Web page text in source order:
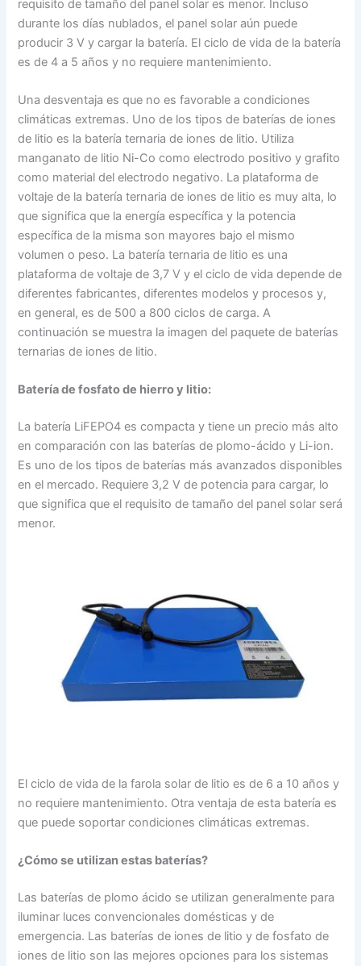
requisito de tamaño del panel solar es menor. Incluso
durante los días nublados, el panel solar aún puede
producir 3 V y cargar la batería. El ciclo de vida de la batería
es de 4 a 5 años y no requiere mantenimiento.
Una desventaja es que no es favorable a condiciones
climáticas extremas. Uno de los tipos de baterías de iones
de litio es la batería ternaria de iones de litio. Utiliza
manganato de litio Ni-Co como electrodo positivo y grafito
como material del electrodo negativo. La plataforma de
voltaje de la batería ternaria de iones de litio es muy alta, lo
que significa que la energía específica y la potencia
específica de la misma son mayores bajo el mismo
volumen o peso. La batería ternaria de litio es una
plataforma de voltaje de 3,7 V y el ciclo de vida depende de
diferentes fabricantes, diferentes modelos y procesos y,
en general, es de 500 a 800 ciclos de carga. A
continuación se muestra la imagen del paquete de baterías
ternarias de iones de litio.
Batería de fosfato de hierro y litio:
La batería LiFEPO4 es compacta y tiene un precio más alto
en comparación con las baterías de plomo-ácido y Li-ion.
Es uno de los tipos de baterías más avanzados disponibles
en el mercado. Requiere 3,2 V de potencia para cargar, lo
que significa que el requisito de tamaño del panel solar será
menor.
El ciclo de vida de la farola solar de litio es de 6 a 10 años y
no requiere mantenimiento. Otra ventaja de esta batería es
que puede soportar condiciones climáticas extremas.
¿Cómo se utilizan estas baterías?
Las baterías de plomo ácido se utilizan generalmente para
iluminar luces convencionales domésticas y de
emergencia. Las baterías de iones de litio y de fosfato de
iones de litio son las mejores opciones para los sistemas